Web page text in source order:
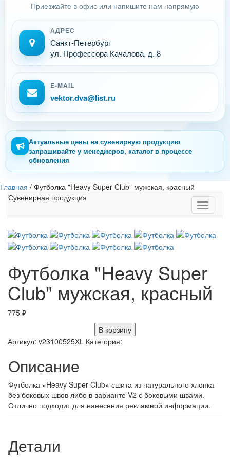
Приезжайте в офис или напишите нам напрямую
АДРЕС
Санкт-Петербург
ул. Профессора Качалова, д. 8
E-MAIL
vektor.dva@list.ru
Актуальные цены на сувенирную продукцию
запрашивайте у менеджеров, каталог в процессе
обновления
Главная / Футболка "Heavy Super Club" мужская, красный
Toggle
Сувенирная продукция
Футболка "Heavy Super
Club" мужская, красный
775 ₽
В корзину
Артикул: v23100525XL Категория:
Описание
Футболка «Heavy Super Club» сшита из натурального хлопка
без боковых швов либо в варианте V2 с боковыми швами.
Отлично подходит для нанесения рекламной информации.
Детали